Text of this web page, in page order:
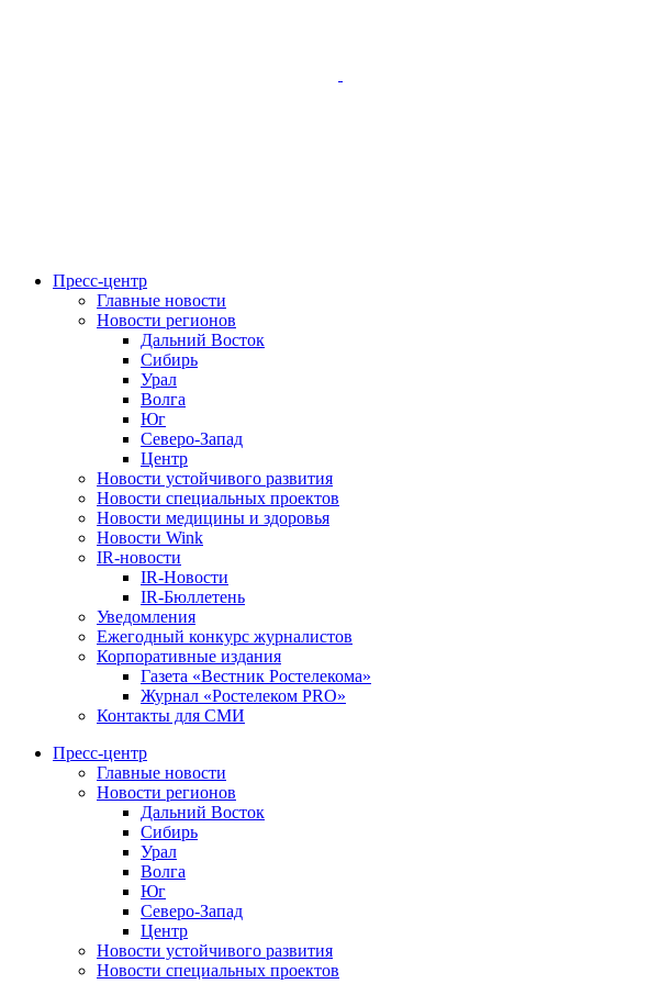
Пресс-центр
Главные новости
Новости регионов
Дальний Восток
Сибирь
Урал
Волга
Юг
Северо-Запад
Центр
Новости устойчивого развития
Новости специальных проектов
Новости медицины и здоровья
Новости Wink
IR-новости
IR-Новости
IR-Бюллетень
Уведомления
Ежегодный конкурс журналистов
Корпоративные издания
Газета «Вестник Ростелекома»
Журнал «Ростелеком PRO»
Контакты для СМИ
Пресс-центр
Главные новости
Новости регионов
Дальний Восток
Сибирь
Урал
Волга
Юг
Северо-Запад
Центр
Новости устойчивого развития
Новости специальных проектов